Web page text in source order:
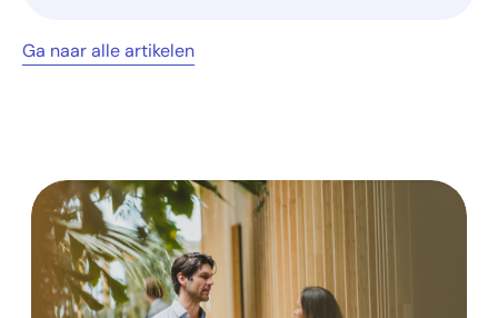
Ga naar alle artikelen